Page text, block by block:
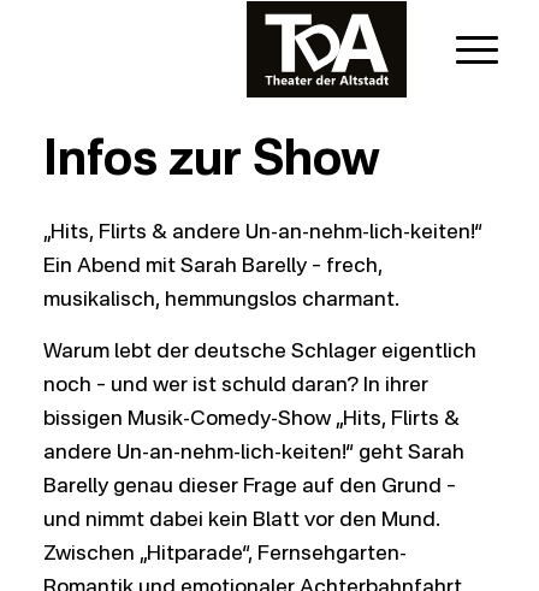
Infos zur Show
„Hits, Flirts & andere Un-an-nehm-lich-keiten!“
Ein Abend mit Sarah Barelly – frech,
musikalisch, hemmungslos charmant.
Warum lebt der deutsche Schlager eigentlich
noch – und wer ist schuld daran? In ihrer
bissigen Musik-Comedy-Show „Hits, Flirts &
andere Un-an-nehm-lich-keiten!“ geht Sarah
Barelly genau dieser Frage auf den Grund –
und nimmt dabei kein Blatt vor den Mund.
Zwischen „Hitparade“, Fernsehgarten-